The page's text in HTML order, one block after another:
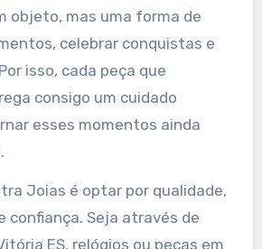
objeto, mas uma forma de
celebrar conquistas e
isso, cada peça que
consigo um cuidado
esses momentos ainda
Joias é optar por qualidade,
confiança. Seja através de
ES, relógios ou peças em